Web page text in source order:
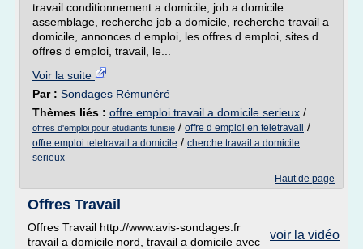
travail conditionnement a domicile, job a domicile
assemblage, recherche job a domicile, recherche travail a
domicile, annonces d emploi, les offres d emploi, sites d
offres d emploi, travail, le...
Voir la suite
Par : Sondages Rémunéré
Thèmes liés : offre emploi travail a domicile serieux /
offres d'emploi pour etudiants tunisie / offre d emploi en teletravail /
offre emploi teletravail a domicile / cherche travail a domicile
serieux
Haut de page
Offres Travail
voir la vidéo
Offres Travail http://www.avis-sondages.fr
travail a domicile nord, travail a domicile avec